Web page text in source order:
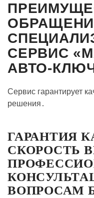
СЕРВИС
АВТО-
Сервис гарантирует
решения․
ГАРАНТИЯ
СКОРОСТЬ
ВОПРОСАМ